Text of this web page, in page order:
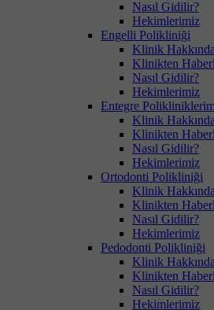
Nasıl Gidilir?
Hekimlerimiz
Engelli Polikliniği
Klinik Hakkında
Klinikten
Nasıl Gidilir?
Hekimlerimiz
Entegre
Klinik Hakkında
Klinikten
Nasıl Gidilir?
Hekimlerimiz
Ortodonti Polikliniği
Klinik Hakkında
Klinikten
Nasıl Gidilir?
Hekimlerimiz
Pedodonti Polikliniği
Klinik Hakkında
Klinikten
Nasıl Gidilir?
Hekimlerimiz